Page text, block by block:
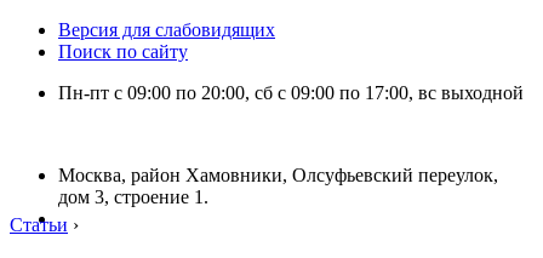
Версия для слабовидящих
Поиск по сайту
Пн-пт с 09:00 по 20:00, сб с 09:00 по 17:00, вс выходной
Москва, район Хамовники, Олсуфьевский переулок,
дом 3, строение 1.
Статьи ›